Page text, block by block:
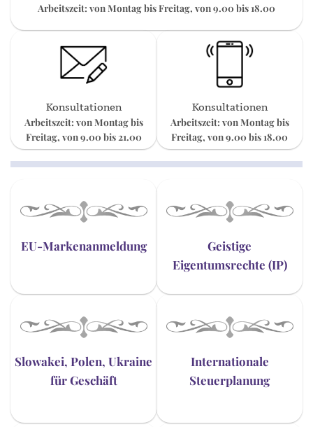
Arbeitszeit: von Montag bis Freitag, von 9.00 bis 18.00
Konsultationen
Arbeitszeit: von Montag bis
Freitag, von 9.00 bis 21.00
Konsultationen
Arbeitszeit: von Montag bis
Freitag, von 9.00 bis 18.00
EU-Markenanmeldung
Geistige
Eigentumsrechte (IP)
Slowakei, Polen, Ukraine
für Geschäft
Internationale
Steuerplanung